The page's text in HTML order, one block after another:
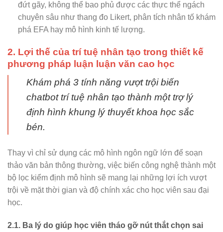
đứt gãy, không thể bao phủ được các thực thể ngách
chuyên sâu như thang đo Likert, phân tích nhân tố khám
phá EFA hay mô hình kinh tế lượng.
2. Lợi thế của trí tuệ nhân tạo trong thiết kế
phương pháp luận luận văn cao học
Khám phá 3 tính năng vượt trội biến
chatbot trí tuệ nhân tạo thành một trợ lý
định hình khung lý thuyết khoa học sắc
bén.
Thay vì chỉ sử dụng các mô hình ngôn ngữ lớn để soạn
thảo văn bản thông thường, việc biến công nghệ thành một
bộ lọc kiểm định mô hình sẽ mang lại những lợi ích vượt
trội về mặt thời gian và độ chính xác cho học viên sau đại
học.
2.1. Ba lý do giúp học viên tháo gỡ nút thắt chọn sai